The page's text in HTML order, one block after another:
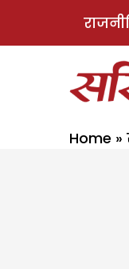
Home »